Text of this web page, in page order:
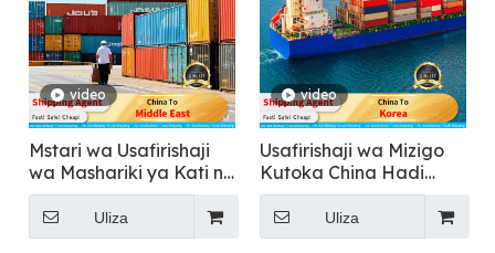
video
Mstari wa Usafirishaji
wa Mashariki ya Kati na
Uidhinishaji
uliojumuishwa na Kodi
Uliza
video
Usafirishaji wa Mizigo
Kutoka China Hadi
Korea kwa Usafirishaji
wa Chakula
Uliza